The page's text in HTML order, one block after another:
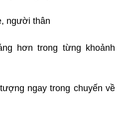
người thân
hơn trong từng khoảnh
ngay trong chuyến về